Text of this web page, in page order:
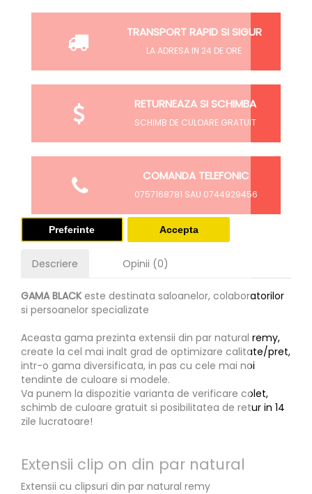
Preferinte Accepta
TRANSPORT RAPID SI SIGUR
LA ADRESA IN 24 DE ORE
RETURNEAZA SI SCHIMBA
SCHIMB DE CULOARE GRATUIT
COMANDA TELEFONIC
0757168781 SAU 0744929456
Descriere Opinii (0)
GAMA BLACKeste destinata saloanelor, colaboratorilor
si persoanelor specializate
Aceasta gama prezinta extensii din par natural remy,
create la cel mai inalt grad de optimizare calitate/pret,
intr-o gama diversificata, in pas cu cele mai noi
tendinte de culoare si modele.
Va punem la dispozitie varianta de verificare colet,
schimb de culoare gratuit si posibilitatea de retur in 14
zile lucratoare!
Extensii clip on din par natural
Extensii cu clipsuri din par natural remy